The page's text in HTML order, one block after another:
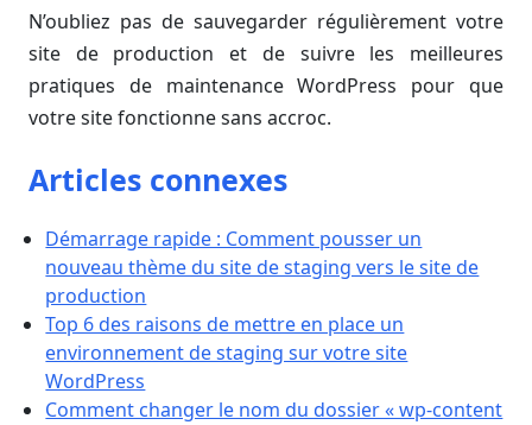
N’oubliez pas de sauvegarder régulièrement votre
site de production et de suivre les meilleures
pratiques de maintenance WordPress pour que
votre site fonctionne sans accroc.
Articles connexes
Démarrage rapide : Comment pousser un
nouveau thème du site de staging vers le site de
production
Top 6 des raisons de mettre en place un
environnement de staging sur votre site
WordPress
Comment changer le nom du dossier « wp-content